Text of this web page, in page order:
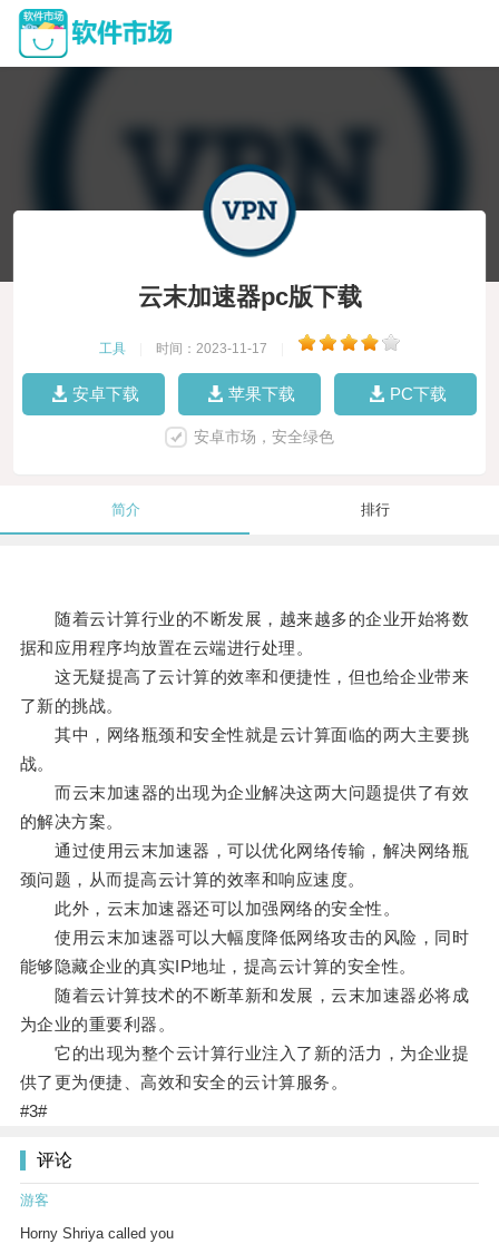
云末加速器pc版下载
工具 时间：2023-11-17
安卓下载 苹果下载 PC下载
安卓市场，安全绿色
简介 排行
随着云计算行业的不断发展，越来越多的企业开始将数
据和应用程序均放置在云端进行处理。
这无疑提高了云计算的效率和便捷性，但也给企业带来
了新的挑战。
其中，网络瓶颈和安全性就是云计算面临的两大主要挑
战。
而云末加速器的出现为企业解决这两大问题提供了有效
的解决方案。
通过使用云末加速器，可以优化网络传输，解决网络瓶
颈问题，从而提高云计算的效率和响应速度。
此外，云末加速器还可以加强网络的安全性。
使用云末加速器可以大幅度降低网络攻击的风险，同时
能够隐藏企业的真实IP地址，提高云计算的安全性。
随着云计算技术的不断革新和发展，云末加速器必将成
为企业的重要利器。
它的出现为整个云计算行业注入了新的活力，为企业提
供了更为便捷、高效和安全的云计算服务。
#3#
评论
游客
Horny Shriya called you